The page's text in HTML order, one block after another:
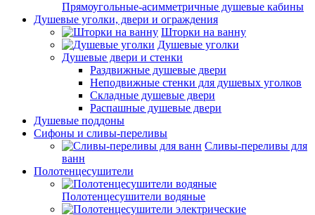
Прямоугольные-асимметричные душевые кабины
Душевые уголки, двери и ограждения
Шторки на ванну
Душевые уголки
Душевые двери и стенки
Раздвижные душевые двери
Неподвижные стенки для душевых уголков
Складные душевые двери
Распашные душевые двери
Душевые поддоны
Сифоны и сливы-переливы
Сливы-переливы для
ванн
Полотенцесушители
Полотенцесушители водяные